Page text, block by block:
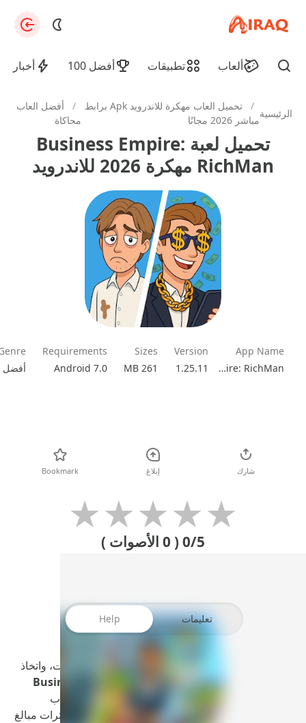
apkiraq.com
ألعاب تطبيقات أفضل 100 أخبار Find
الرئيسية
/
تحميل العاب مهكرة للاندرويد Apk برابط
مباشر 2026 مجانًا
/
أفضل العاب
محاكاة
تحميل لعبة Business Empire:
RichMan مهكرة 2026 للاندرويد
App Name
Business Empire: RichMan
Version
1.25.11
Sizes
261 MB
Requirements
Android 7.0
شارك إبلاغ Bookmark
★
★
★
★
★
0/5( 0 الأصوات )
تعليمات Help
إذا كنت من الأشخاص الذين يحبون الأرقام، الاستثمارات، واتخاذ
القرارات الجريئة في عالم المال، فإن
Business Empire:
تمنحك تجربة مختلفة تمامًا عن ألعاب
المحاكاة التقليدية. هنا لا توجد شخصيات كرتونية أو مؤثرات مبالغ